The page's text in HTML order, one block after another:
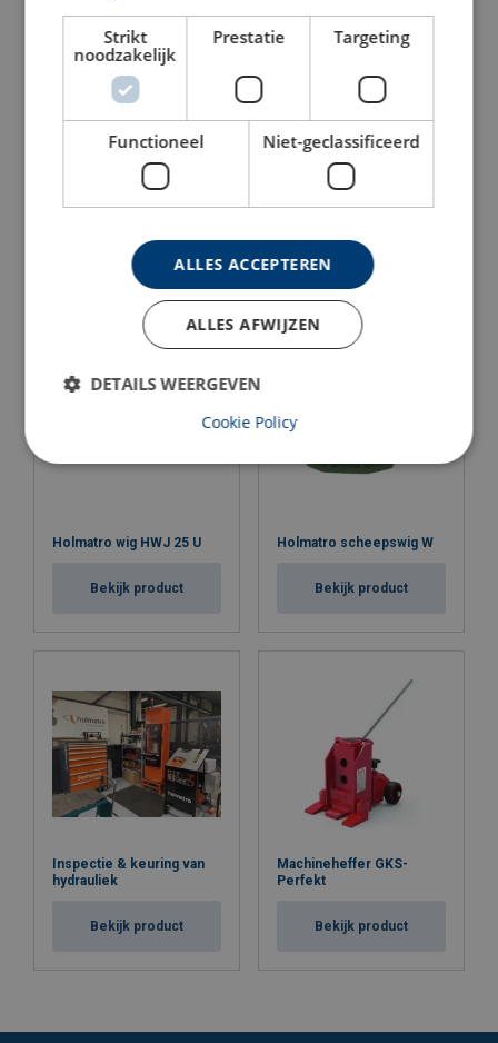
Holmatro hefwig HVLW 16
Bekijk product
Holmatro wig HW 1000
Bekijk product
Holmatro wig HWJ 25 U
Bekijk product
Holmatro scheepswig W
Bekijk product
Inspectie & keuring van
hydrauliek
Bekijk product
Machineheffer GKS-
Perfekt
Bekijk product
Strikt
noodzakelijk
Prestatie Targeting
Functioneel Niet-geclassificeerd
ALLES ACCEPTEREN
ALLES AFWIJZEN
DETAILS WEERGEVEN
Cookie Policy